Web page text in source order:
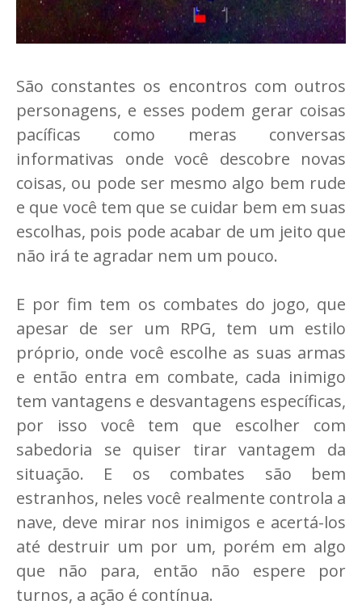
São constantes os encontros com outros
personagens, e esses podem gerar coisas
pacíficas como meras conversas
informativas onde você descobre novas
coisas, ou pode ser mesmo algo bem rude
e que você tem que se cuidar bem em suas
escolhas, pois pode acabar de um jeito que
não irá te agradar nem um pouco.
E por fim tem os combates do jogo, que
apesar de ser um RPG, tem um estilo
próprio, onde você escolhe as suas armas
e então entra em combate, cada inimigo
tem vantagens e desvantagens específicas,
por isso você tem que escolher com
sabedoria se quiser tirar vantagem da
situação. E os combates são bem
estranhos, neles você realmente controla a
nave, deve mirar nos inimigos e acertá-los
até destruir um por um, porém em algo
que não para, então não espere por
turnos, a ação é contínua.